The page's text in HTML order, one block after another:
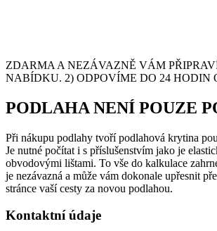
ZDARMA A NEZÁVAZNĚ VÁM
NABÍDKU. 2) ODPOVÍME DO 24 HODIN
PODLAHA NENÍ POUZE
Při nákupu podlahy tvoří podlahová krytina
Je nutné počítat i s příslušenstvím jako je
obvodovými lištami. To vše do kalkulace
je nezávazná a může vám dokonale upřesnit
stránce vaší cesty za novou podlahou.
Kontaktní údaje